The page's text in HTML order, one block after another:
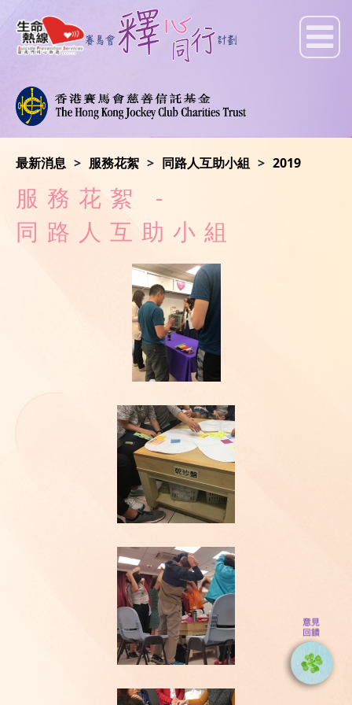
最新消息 服務花絮 同路人互助小組 2019
服務花絮 -
同路人互助小組